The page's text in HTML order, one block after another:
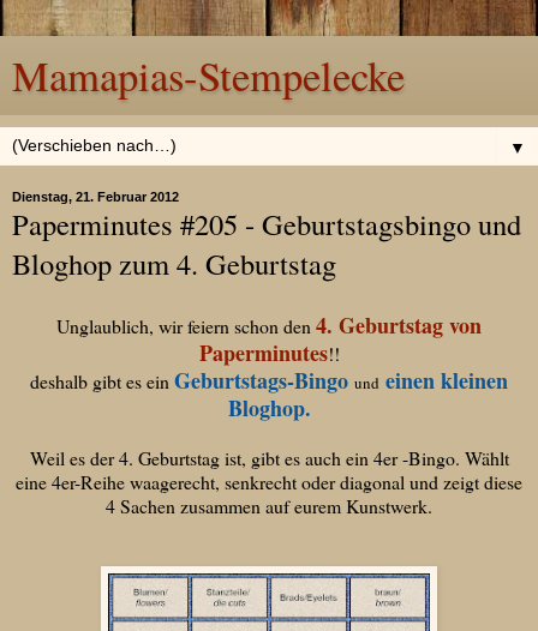
Mamapias-Stempelecke
▼
Dienstag, 21. Februar 2012
Paperminutes #205 - Geburtstagsbingo und
Bloghop zum 4. Geburtstag
Unglaublich, wir feiern schon den 4. Geburtstag von
Paperminutes!!
deshalb gibt es ein Geburtstags-Bingo und einen kleinen
Bloghop.
Weil es der 4. Geburtstag ist, gibt es auch ein 4er -Bingo. Wählt
eine 4er-Reihe waagerecht, senkrecht oder diagonal und zeigt diese
4 Sachen zusammen auf eurem Kunstwerk.